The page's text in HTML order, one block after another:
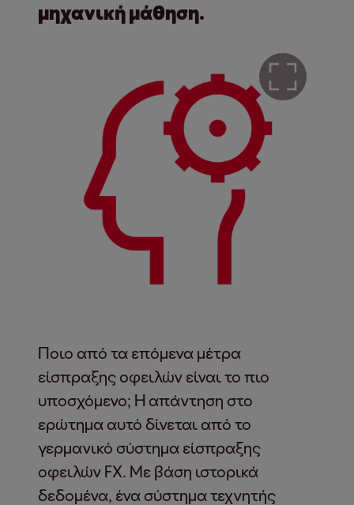
μηχανική μάθηση.
Ποιο από τα επόμενα μέτρα
είσπραξης οφειλών είναι το πιο
υποσχόμενο; Η απάντηση στο
ερώτημα αυτό δίνεται από το
γερμανικό σύστημα είσπραξης
οφειλών FX. Με βάση ιστορικά
δεδομένα, ένα σύστημα τεχνητής